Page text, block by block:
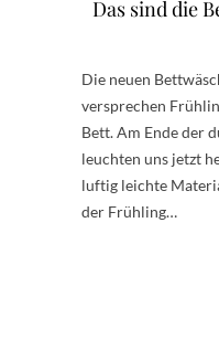
Das sind die
Die neuen
versprechen
Bett. Am Ende der
leuchten uns jetzt
luftig leichte
der Frühling…